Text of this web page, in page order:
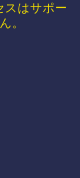
スはサポー
。